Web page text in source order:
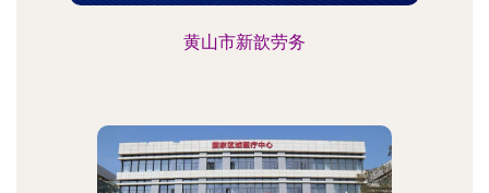
黄山市新歆劳务